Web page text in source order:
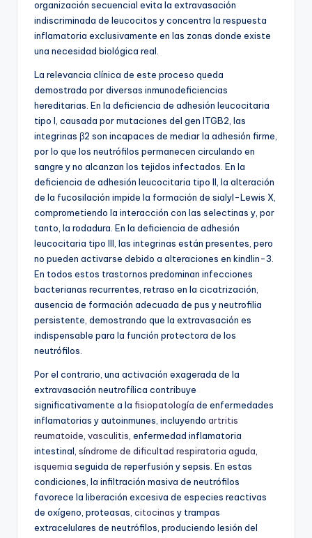
organización secuencial evita la extravasación
indiscriminada de leucocitos y concentra la respuesta
inflamatoria exclusivamente en las zonas donde existe
una necesidad biológica real.
La relevancia clínica de este proceso queda
demostrada por diversas inmunodeficiencias
hereditarias. En la deficiencia de adhesión leucocitaria
tipo I, causada por mutaciones del gen ITGB2 , las
integrinas β2 son incapaces de mediar la adhesión firme,
por lo que los neutrófilos permanecen circulando en
sangre y no alcanzan los tejidos infectados. En la
deficiencia de adhesión leucocitaria tipo II, la alteración
de la fucosilación impide la formación de sialyl-Lewis X,
comprometiendo la interacción con las selectinas y, por
tanto, la rodadura. En la deficiencia de adhesión
leucocitaria tipo III, las integrinas están presentes, pero
no pueden activarse debido a alteraciones en kindlin-3.
En todos estos trastornos predominan infecciones
bacterianas recurrentes, retraso en la cicatrización,
ausencia de formación adecuada de pus y neutrofilia
persistente, demostrando que la extravasación es
indispensable para la función protectora de los
neutrófilos.
Por el contrario, una activación exagerada de la
extravasación neutrofílica contribuye
significativamente a la fisiopatología de enfermedades
inflamatorias y autoinmunes, incluyendo artritis
reumatoide vasculitis , enfermedad inflamatoria
intestinal, síndrome de dificultad respiratoria aguda
isquemia seguida de reperfusión y sepsis. En estas
condiciones, la infiltración masiva de neutrófilos
favorece la liberación excesiva de especies reactivas
de oxígeno, proteasas, citocinas y trampas
extracelulares de neutrófilos, produciendo lesión del